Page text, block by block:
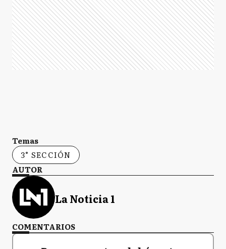
Temas
3° SECCIÓN
AUTOR
La Noticia 1
COMENTARIOS